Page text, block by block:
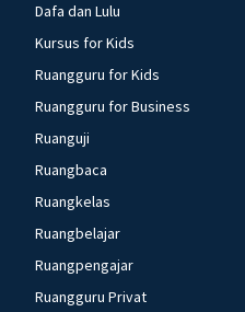
Dafa dan Lulu
Kursus for Kids
Ruangguru for Kids
Ruangguru for Business
Ruanguji
Ruangbaca
Ruangkelas
Ruangbelajar
Ruangpengajar
Ruangguru Privat